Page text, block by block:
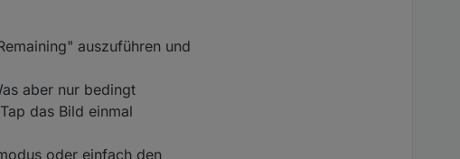
auszuführen und
aber nur bedingt
das Bild einmal
oder einfach den